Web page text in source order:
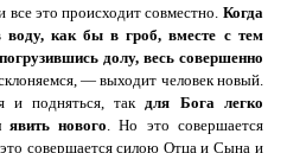
все это происходит совместно. Когда
как бы в гроб, вместе с тем
долу, весь совершенно
— выходит человек новый.
и подняться, такдля Бога легко
явить нового. Но это совершается
совершается силою Отца и Сына и